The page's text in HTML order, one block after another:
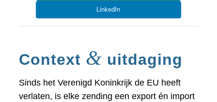
LinkedIn
Context & uitdaging
Sinds het Verenigd Koninkrijk de EU heeft
verlaten, is elke zending een export én import